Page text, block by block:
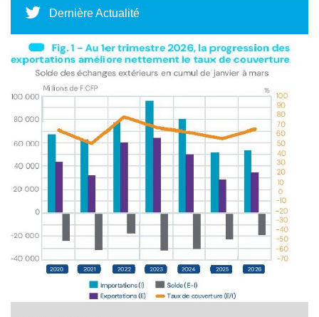
Dernière Actualité